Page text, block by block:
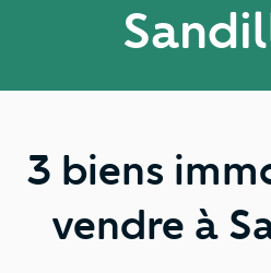
3 biens
vendre à